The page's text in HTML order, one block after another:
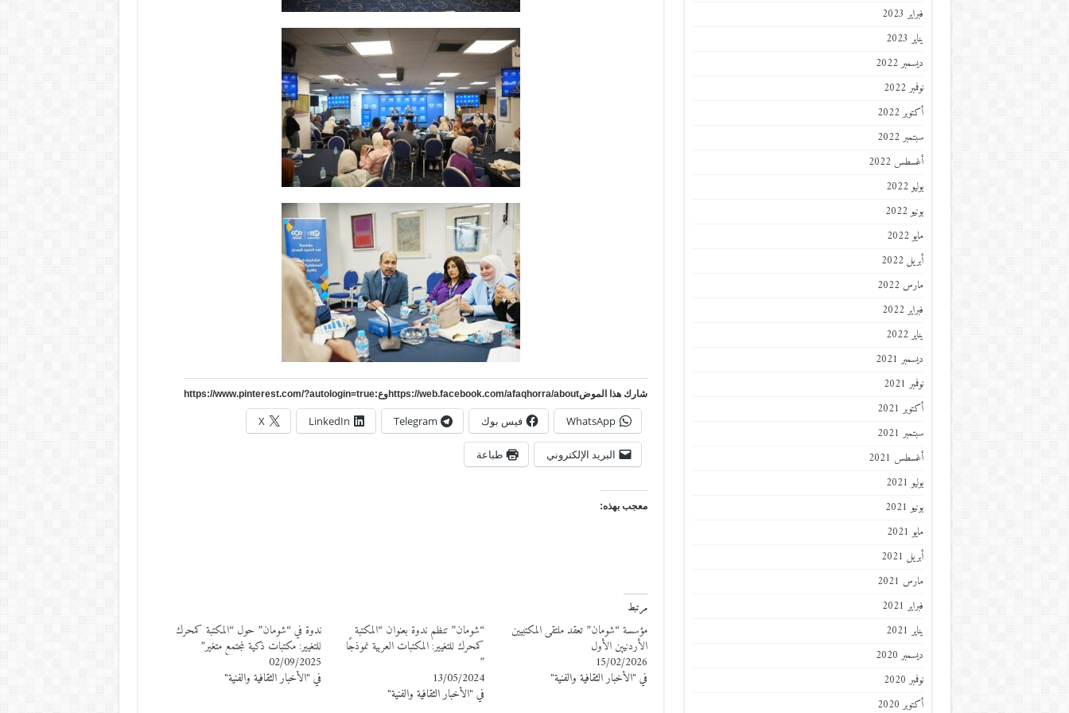
شارك هذا الموضhttps://web.facebook.com/afaqhorra/aboutوع:https://www.pinterest.com/?autologin=true
WhatsApp فيس بوك Telegram
LinkedIn
X
البريد الإلكتروني طباعة
معجب بهذه:
مرتبط
مؤسسة “شومان” تعقد ملتقى المكتبيين
الأردنيين الأول
15/02/2026
في "الأخبار الثقافية والفنية"
“شومان” تنظم ندوة بعنوان “المكتبة
كمحرك للتغيير: المكتبات العربية نموذجًا
”
13/05/2024
في "الأخبار الثقافية والفنية"
ندوة في “شومان” حول “المكتبة كمحرك
للتغيير: مكتبات ذكية لمجتمع متغير”
02/09/2025
في "الأخبار الثقافية والفنية"
فبراير 2023
يناير 2023
ديسمبر 2022
نوفمبر 2022
أكتوبر 2022
سبتمبر 2022
أغسطس 2022
يوليو 2022
يونيو 2022
مايو 2022
أبريل 2022
مارس 2022
فبراير 2022
يناير 2022
ديسمبر 2021
نوفمبر 2021
أكتوبر 2021
سبتمبر 2021
أغسطس 2021
يوليو 2021
يونيو 2021
مايو 2021
أبريل 2021
مارس 2021
فبراير 2021
يناير 2021
ديسمبر 2020
نوفمبر 2020
أكتوبر 2020